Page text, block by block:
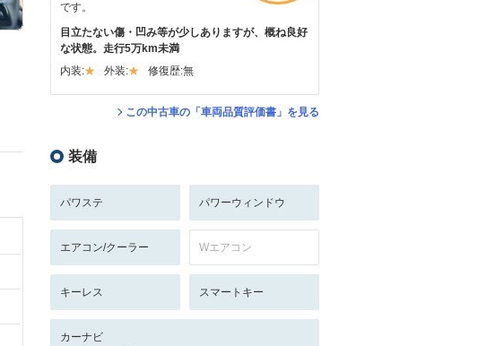
です。
目立たない傷・凹み等が少しありますが、概ね良好
な状態。走行5万km未満
内装:
外装: 修復歴:無
この中古車の「車両品質評価書」を見る
装備
パワステ パワーウィンドウ
エアコン/クーラー Wエアコン
キーレス スマートキー
カーナビ